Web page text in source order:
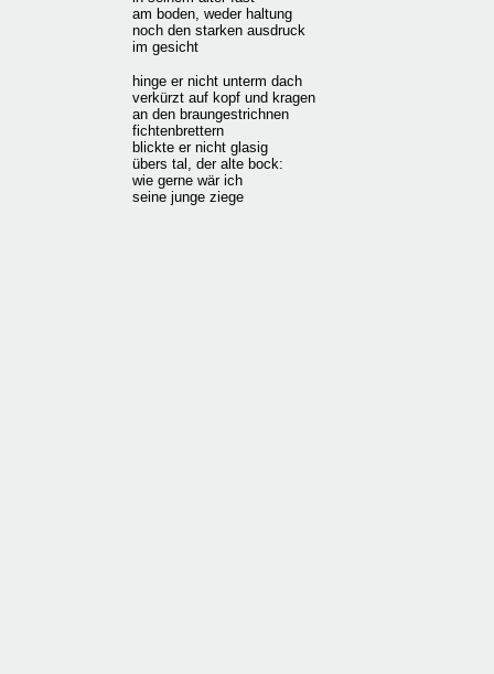
am boden, weder haltung
noch den starken ausdruck
im gesicht
hinge er nicht unterm dach
verkürzt auf kopf und kragen
an den braungestrichnen
fichtenbrettern
blickte er nicht glasig
übers tal, der alte bock:
wie gerne wär ich
seine junge ziege